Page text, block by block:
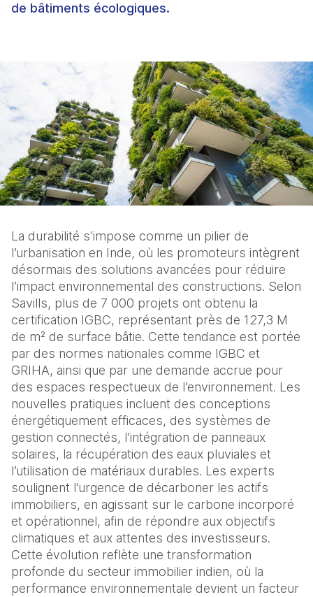
de bâtiments écologiques.
La durabilité s’impose comme un pilier de
l’urbanisation en Inde, où les promoteurs intègrent
désormais des solutions avancées pour réduire
l’impact environnemental des constructions. Selon
Savills, plus de 7 000 projets ont obtenu la
certification IGBC, représentant près de 127,3 M
de m² de surface bâtie. Cette tendance est portée
par des normes nationales comme IGBC et
GRIHA, ainsi que par une demande accrue pour
des espaces respectueux de l’environnement. Les
nouvelles pratiques incluent des conceptions
énergétiquement efficaces, des systèmes de
gestion connectés, l’intégration de panneaux
solaires, la récupération des eaux pluviales et
l’utilisation de matériaux durables. Les experts
soulignent l’urgence de décarboner les actifs
immobiliers, en agissant sur le carbone incorporé
et opérationnel, afin de répondre aux objectifs
climatiques et aux attentes des investisseurs.
Cette évolution reflète une transformation
profonde du secteur immobilier indien, où la
performance environnementale devient un facteur